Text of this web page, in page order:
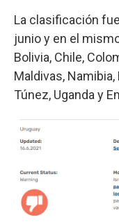
La clasificación
junio y en el
Bolivia, Chile,
Maldivas,
Túnez, Uganda y